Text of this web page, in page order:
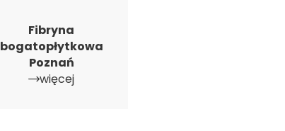
Fibryna
bogatopłytkowa
Poznań
więcej